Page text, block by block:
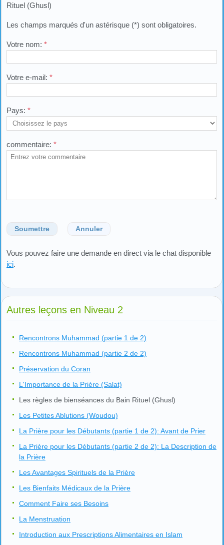
Rituel (Ghusl)
Les champs marqués d'un astérisque (*) sont obligatoires.
Votre nom: *
Votre e-mail: *
Pays: *
commentaire: *
Soumettre Annuler
Vous pouvez faire une demande en direct via le chat disponible
ici.
Autres leçons en Niveau 2
Rencontrons Muhammad (partie 1 de 2)
Rencontrons Muhammad (partie 2 de 2)
Préservation du Coran
L'Importance de la Prière (Salat)
Les règles de bienséances du Bain Rituel (Ghusl)
Les Petites Ablutions (Woudou)
La Prière pour les Débutants (partie 1 de 2): Avant de Prier
La Prière pour les Débutants (partie 2 de 2): La Description de
la Prière
Les Avantages Spirituels de la Prière
Les Bienfaits Médicaux de la Prière
Comment Faire ses Besoins
La Menstruation
Introduction aux Prescriptions Alimentaires en Islam